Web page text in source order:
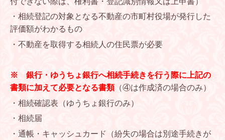
・相続登記の対象となる不動産の市町村役場が発行した
評価額がわかるもの
・不動産を取得する相続人の住民票が必要
※ 銀行・ゆうちょ銀行へ相続手続きを行う際に上記の
書類に加えて必要となる書類（④は作成済の場合のみ）
・相続確認表（ゆうちょ銀行のみ）
・相続届
・通帳・キャッシュカード（紛失の場合は別途手続きが